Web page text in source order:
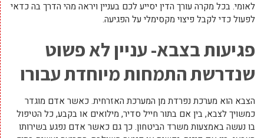
לאומי. בכל מקרה עורך הדין יסייע לכם בעניין ויראה מהי הדרך בה כדאי
לפעול כדי לקבל פיצוי מקסימלי על הפגיעה.
פגיעות בצבא- עניין לא פשוט
שנדרשת התמחות מיוחדת עבורו
הצבא הוא מערכת נפרדת מן המערכת האזרחית. כאשר אדם מוגדר
כמשויך לצבא, בין אם בתור חייל סדיר, מילואים או בקבע, כל הטיפול
בו נעשה באמצעות משרד הביטחון. כך גם כאשר אדם נפגע בשירותו